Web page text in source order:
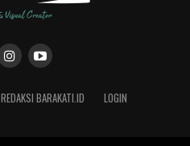
REDAKSI BARAKATI.ID LOGIN